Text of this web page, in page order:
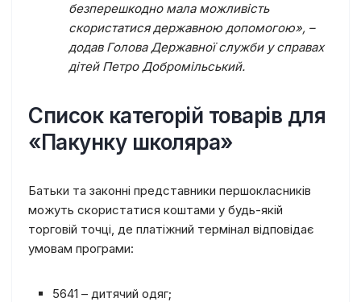
безперешкодно мала можливість
скористатися державною допомогою», –
додав Голова Державної служби у справах
дітей Петро Добромільський.
Список категорій товарів для
«Пакунку школяра»
Батьки та законні представники першокласників
можуть скористатися коштами у будь-якій
торговій точці, де платіжний термінал відповідає
умовам програми:
5641 – дитячий одяг;